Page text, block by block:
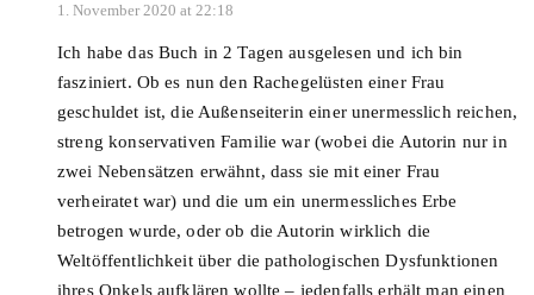
1. November 2020 at 22:18
Ich habe das Buch in 2 Tagen ausgelesen und ich bin
fasziniert. Ob es nun den Rachegelüsten einer Frau
geschuldet ist, die Außenseiterin einer unermesslich reichen,
streng konservativen Familie war (wobei die Autorin nur in
zwei Nebensätzen erwähnt, dass sie mit einer Frau
verheiratet war) und die um ein unermessliches Erbe
betrogen wurde, oder ob die Autorin wirklich die
Weltöffentlichkeit über die pathologischen Dysfunktionen
ihres Onkels aufklären wollte – jedenfalls erhält man einen